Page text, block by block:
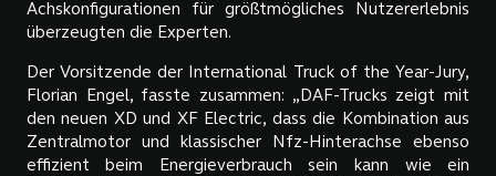
Achskonfigurationen für größtmögliches Nutzererlebnis
überzeugten die Experten.
Der Vorsitzende der International Truck of the Year-Jury,
Florian Engel, fasste zusammen: „DAF-Trucks zeigt mit
den neuen XD und XF Electric, dass die Kombination aus
Zentralmotor und klassischer Nfz-Hinterachse ebenso
effizient beim Energieverbrauch sein kann wie ein